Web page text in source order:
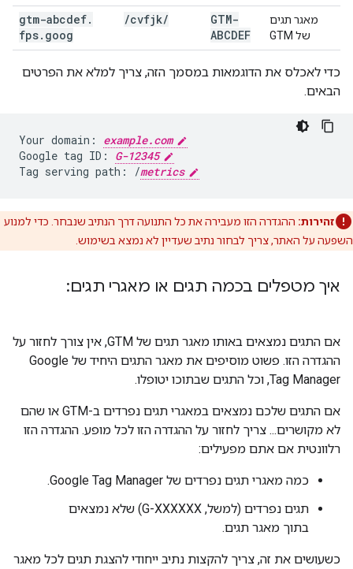
מאגר תגים
של GTM
GTM-
ABCDEF
/cvfjk/
gtm-abcdef.
fps. goog
כדי לאכלס את הדוגמאות במסמך הזה, צריך למלא את הפרטים
הבאים.
Your domain: example.com
Google tag ID: G-12345
Tag serving path: /metrics
זהירות: ההגדרה הזו מעבירה את כל התנועה דרך הנתיב שנבחר. כדי למנוע
השפעה על האתר, צריך לבחור נתיב שעדיין לא נמצא בשימוש.
איך מטפלים בכמה תגים או מאגרי תגים:
אם התגים נמצאים באותו מאגר תגים של GTM, אין צורך לחזור על
ההגדרה הזו. פשוט מוסיפים את מאגר התגים היחיד של Google
Tag Manager, וכל התגים שבתוכו יטופלו.
אם התגים שלכם נמצאים במאגרי תגים נפרדים ב-GTM או שהם
לא מקושרים... צריך לחזור על ההגדרה הזו לכל מופע. ההגדרה הזו
רלוונטית אם אתם מפעילים:
כמה מאגרי תגים נפרדים של Google Tag Manager.
תגים נפרדים (למשל, G-XXXXXX) שלא נמצאים
בתוך מאגר תגים.
כשעושים את זה, צריך להקצות נתיב ייחודי להצגת תגים לכל מאגר